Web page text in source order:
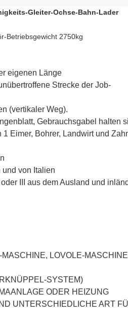
Gleiter-Ochse-Bahn-Lader
Betriebsgewicht 2750kg
eigenen Länge
Strecke der Job-
(vertikaler Weg).
Gebrauchsgabel halten
Eimer, Bohrer, Landwirt und
von Italien
III aus dem Ausland und
LOVOLE-
SYSTEM)
ODER HEIZUNG
UNTERSCHIEDLICHE ART